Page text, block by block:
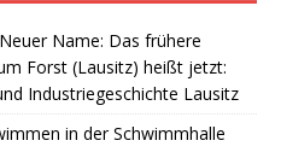
Name: Das frühere
Forst (Lausitz) heißt jetzt:
Industriegeschichte Lausitz
in der Schwimmhalle